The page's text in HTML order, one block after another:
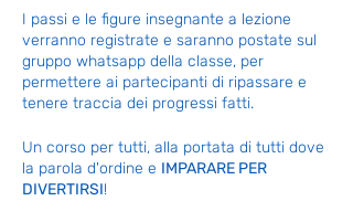
I passi e le figure insegnante a lezione
verranno registrate e saranno postate sul
gruppo whatsapp della classe, per
permettere ai partecipanti di ripassare e
tenere traccia dei progressi fatti.
Un corso per tutti, alla portata di tutti dove
la parola d'ordine e IMPARARE PER
DIVERTIRSI!